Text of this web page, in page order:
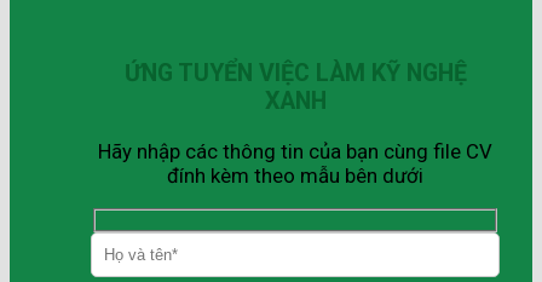
ỨNG TUYỂN VIỆC LÀM KỸ NGHỆ
XANH
Hãy nhập các thông tin của bạn cùng file CV
đính kèm theo mẫu bên dưới